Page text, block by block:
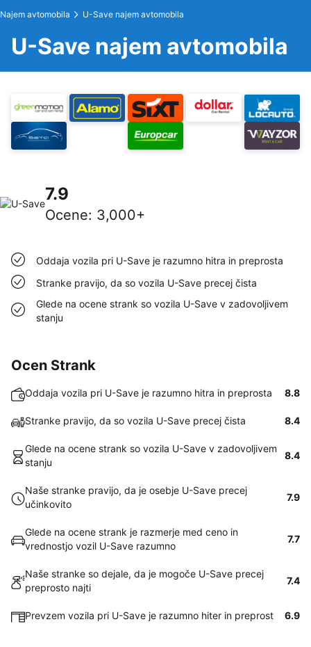
Najem avtomobila U-Save najem avtomobila
U-Save najem avtomobila
7.9
Ocene: 3,000+
Oddaja vozila pri U-Save je razumno hitra in preprosta
Stranke pravijo, da so vozila U-Save precej čista
Glede na ocene strank so vozila U-Save v zadovoljivem
stanju
Ocen Strank
Oddaja vozila pri U-Save je razumno hitra in preprosta 8.8
Stranke pravijo, da so vozila U-Save precej čista 8.4
Glede na ocene strank so vozila U-Save v zadovoljivem
stanju
8.4
Naše stranke pravijo, da je osebje U-Save precej
učinkovito
7.9
Glede na ocene strank je razmerje med ceno in
vrednostjo vozil U-Save razumno
7.7
Naše stranke so dejale, da je mogoče U-Save precej
preprosto najti
7.4
Prevzem vozila pri U-Save je razumno hiter in preprost 6.9